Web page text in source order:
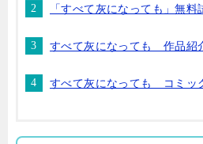
「すべて灰になっても」無料
すべて灰になっても 作品紹
すべて灰になっても コミッ